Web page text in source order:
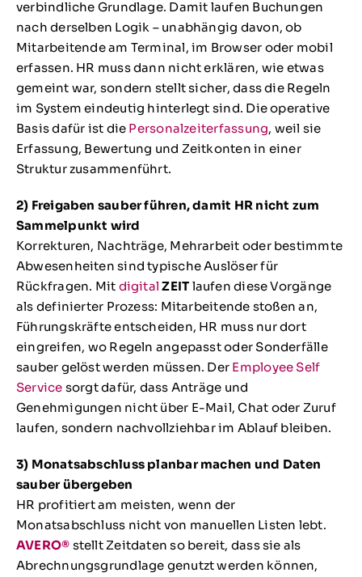
verbindliche Grundlage. Damit laufen Buchungen
nach derselben Logik – unabhängig davon, ob
Mitarbeitende am Terminal, im Browser oder mobil
erfassen. HR muss dann nicht erklären, wie etwas
gemeint war, sondern stellt sicher, dass die Regeln
im System eindeutig hinterlegt sind. Die operative
Basis dafür ist die Personalzeiterfassung, weil sie
Erfassung, Bewertung und Zeitkonten in einer
Struktur zusammenführt.
2) Freigaben sauber führen, damit HR nicht zum
Sammelpunkt wird
Korrekturen, Nachträge, Mehrarbeit oder bestimmte
Abwesenheiten sind typische Auslöser für
Rückfragen. Mit digital ZEIT laufen diese Vorgänge
als definierter Prozess: Mitarbeitende stoßen an,
Führungskräfte entscheiden, HR muss nur dort
eingreifen, wo Regeln angepasst oder Sonderfälle
sauber gelöst werden müssen. Der Employee Self
Service sorgt dafür, dass Anträge und
Genehmigungen nicht über E-Mail, Chat oder Zuruf
laufen, sondern nachvollziehbar im Ablauf bleiben.
3) Monatsabschluss planbar machen und Daten
sauber übergeben
HR profitiert am meisten, wenn der
Monatsabschluss nicht von manuellen Listen lebt.
AVERO® stellt Zeitdaten so bereit, dass sie als
Abrechnungsgrundlage genutzt werden können,